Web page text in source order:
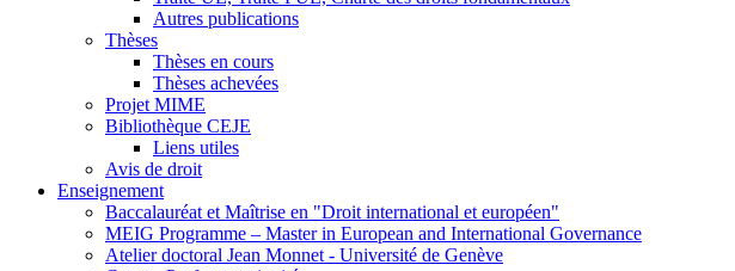
Autres publications
Thèses
Thèses en cours
Thèses achevées
Projet MIME
Bibliothèque CEJE
Liens utiles
Avis de droit
Enseignement
Baccalauréat et Maîtrise en "Droit international et européen"
MEIG Programme – Master in European and International Governance
Atelier doctoral Jean Monnet - Université de Genève